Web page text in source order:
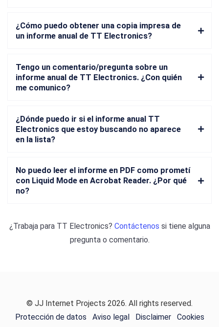
¿Cómo puedo obtener una copia impresa de
un informe anual de TT Electronics?
Tengo un comentario/pregunta sobre un
informe anual de TT Electronics. ¿Con quién
me comunico?
¿Dónde puedo ir si el informe anual TT
Electronics que estoy buscando no aparece
en la lista?
No puedo leer el informe en PDF como prometí
con Liquid Mode en Acrobat Reader. ¿Por qué
no?
¿Trabaja para TT Electronics? Contáctenos si tiene alguna
pregunta o comentario.
© JJ Internet Projects 2026. All rights reserved.
Protección de datos
Aviso legal Disclaimer Cookies